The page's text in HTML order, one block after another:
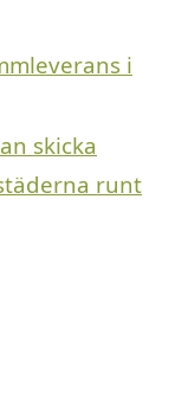
i
skicka
runt